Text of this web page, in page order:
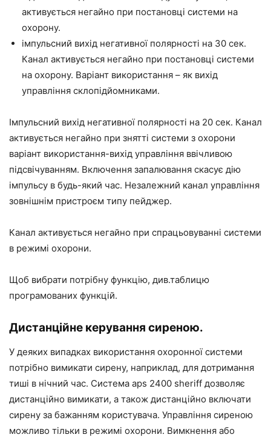
активується негайно при постановці системи на
охорону.
імпульсний вихід негативної полярності на 30 сек.
Канал активується негайно при постановці системи
на охорону. Варіант використання – як вихід
управління склопідйомниками.
Імпульсний вихід негативної полярності на 20 сек. Канал
активується негайно при знятті системи з охорони
варіант використання-вихід управління ввічливою
підсвічуванням. Включення запалювання скасує дію
імпульсу в будь-який час. Незалежний канал управління
зовнішнім пристроєм типу пейджер.
Канал активується негайно при спрацьовуванні системи
в режимі охорони.
Щоб вибрати потрібну функцію, див.таблицю
програмованих функцій.
Дистанційне керування сиреною.
У деяких випадках використання охоронної системи
потрібно вимикати сирену, наприклад, для дотримання
тиші в нічний час. Система aps 2400 sheriff дозволяє
дистанційно вимикати, а також дистанційно включати
сирену за бажанням користувача. Управління сиреною
можливо тільки в режимі охорони. Вимкнення або